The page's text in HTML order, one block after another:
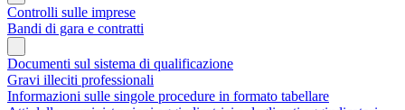
Controlli sulle imprese
Bandi di gara e contratti
Documenti sul sistema di qualificazione
Gravi illeciti professionali
Informazioni sulle singole procedure in formato tabellare